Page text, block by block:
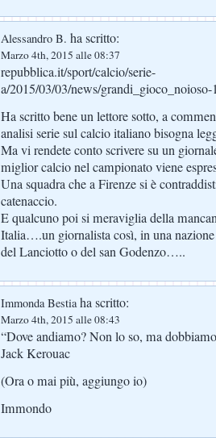
Alessandro B. ha scritto:
Marzo 4th, 2015 alle 08:37
repubblica.it/sport/calcio/serie-
a/2015/03/03/news/
Ha scritto bene un lettore sotto, a
analisi serie sul calcio italiano bisogna
Ma vi rendete conto scrivere su un
miglior calcio nel campionato viene
Una squadra che a Firenze si è
catenaccio.
E qualcuno poi si meraviglia della
Italia….un giornalista così, in una nazione
del Lanciotto o del san Godenzo…..
Immonda Bestiaha scritto:
Marzo 4th, 2015 alle 08:43
“Dove andiamo? Non lo so, ma
Jack Kerouac
(Ora o mai più, aggiungo io)
Immondo